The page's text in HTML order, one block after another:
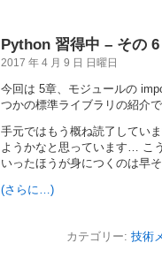
Python 習得中 – その 6
2017 年 4 月 9 日 日曜日
今回は 5章、モジュールの
つかの標準ライブラリの紹介で
手元ではもう概ね読了してい
ようかなと思っています… こ
いったほうが身につくのは早
(さらに…)
カテゴリー: 技術